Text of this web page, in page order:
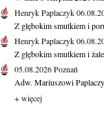
Henryk Paplaczyk
Z głębokim smutkiem i
Henryk Paplaczyk
Z głębokim smutkiem i
05.08.2026Poznań
Adw. Mariuszowi
+ więcej